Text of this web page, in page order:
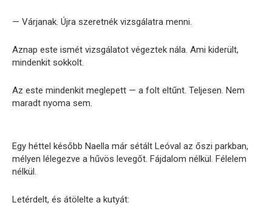
— Várjanak. Újra szeretnék vizsgálatra menni.
Aznap este ismét vizsgálatot végeztek nála. Ami kiderült,
mindenkit sokkolt.
Az este mindenkit meglepett — a folt eltűnt. Teljesen. Nem
maradt nyoma sem.
Egy héttel később Naella már sétált Leóval az őszi parkban,
mélyen lélegezve a hűvös levegőt. Fájdalom nélkül. Félelem
nélkül.
Letérdelt, és átölelte a kutyát: